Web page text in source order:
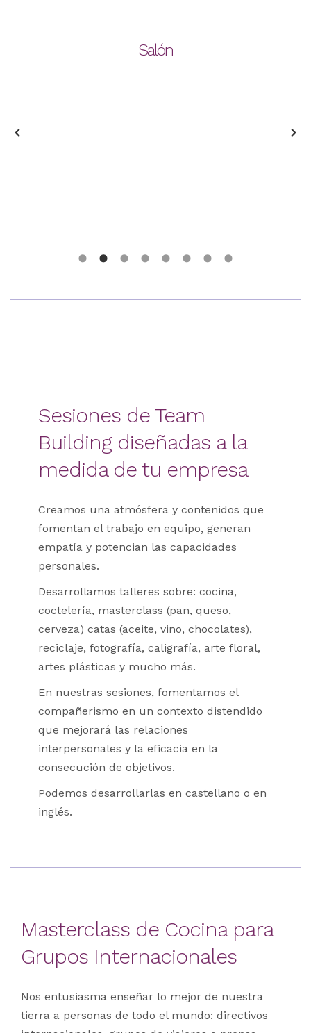
Salón
Sesiones de Team
Building diseñadas a la
medida de tu empresa
Creamos una atmósfera y contenidos que
fomentan el trabajo en equipo, generan
empatía y potencian las capacidades
personales.
Desarrollamos talleres sobre: cocina,
coctelería, masterclass (pan, queso,
cerveza) catas (aceite, vino, chocolates),
reciclaje, fotografía, caligrafía, arte floral,
artes plásticas y mucho más.
En nuestras sesiones, fomentamos el
compañerismo en un contexto distendido
que mejorará las relaciones
interpersonales y la eficacia en la
consecución de objetivos.
Podemos desarrollarlas en castellano o en
inglés.
Masterclass de Cocina para
Grupos Internacionales
Nos entusiasma enseñar lo mejor de nuestra
tierra a personas de todo el mundo: directivos